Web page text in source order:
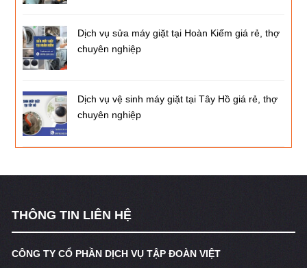
Dịch vụ sửa máy giặt tại Hoàn Kiếm giá rẻ, thợ
chuyên nghiệp
Dịch vụ vệ sinh máy giặt tại Tây Hồ giá rẻ, thợ
chuyên nghiệp
THÔNG TIN LIÊN HỆ
CÔNG TY CỔ PHẦN DỊCH VỤ TẬP ĐOÀN VIỆT